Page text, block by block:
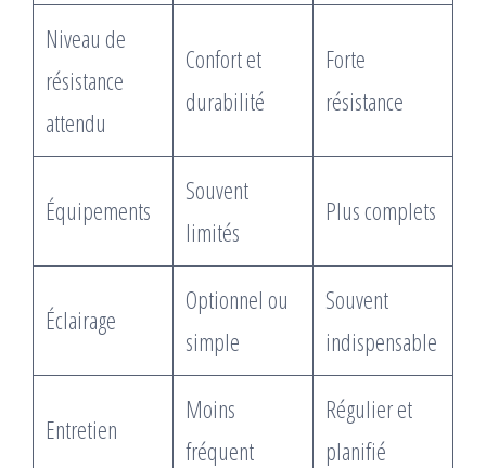
Niveau de
résistance
attendu
Confort et
durabilité
Forte
résistance
Équipements
Souvent
limités
Plus complets
Éclairage
Optionnel ou
simple
Souvent
indispensable
Entretien
Moins
fréquent
Régulier et
planifié